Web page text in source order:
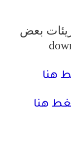
بعض
هنا
هنا